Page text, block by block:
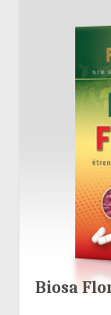
Biosa